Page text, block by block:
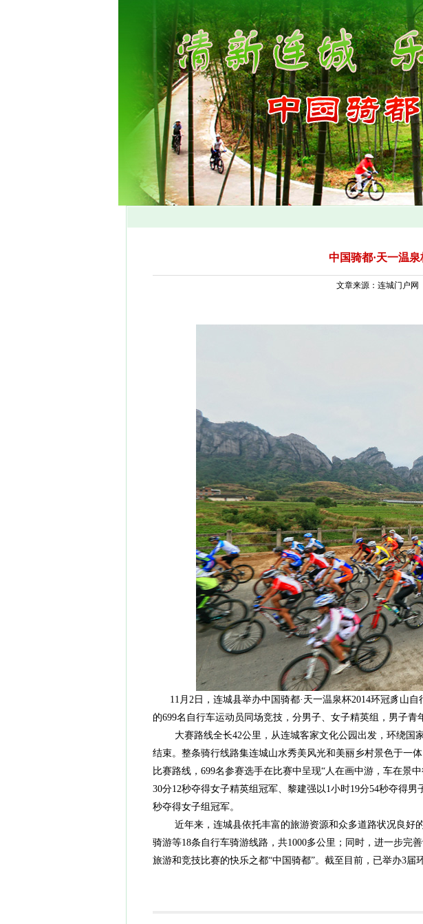
中国骑都·天一温
文章来源：连城门户
11月2日，连城县举办中国骑都·天一温泉杯2014环冠豸山
的699名自行车运动员同场竞技，分男子、女子精英组，男子青
大赛路线全长42公里，从连城客家文化公园出发，环绕国
结束。整条骑行线路集连城山水秀美风光和美丽乡村景色于一
比赛路线，699名参赛选手在比赛中呈现“人在画中游，车在景
30分12秒夺得女子精英组冠军、黎建强以1小时19分54秒夺得
秒夺得女子组冠军。
近年来，连城县依托丰富的旅游资源和众多道路状况良好
骑游等18条自行车骑游线路，共1000多公里；同时，进一步完
旅游和竞技比赛的快乐之都“中国骑都”。截至目前，已举办3届